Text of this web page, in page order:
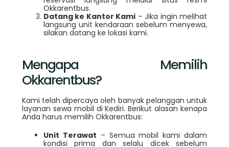
Okkarentbus.
Datang ke Kantor Kami – Jika ingin melihat
langsung unit kendaraan sebelum menyewa,
silakan datang ke lokasi kami.
Mengapa Memilih
Okkarentbus?
Kami telah dipercaya oleh banyak pelanggan untuk
layanan sewa mobil di Kediri. Berikut alasan kenapa
Anda harus memilih Okkarentbus:
Unit Terawat – Semua mobil kami dalam
kondisi prima dan selalu dicek sebelum